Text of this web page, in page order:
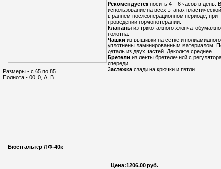
Размеры - с 65 по 85
Полнота - 00, 0, A, B
Рекомендуется носить 4 – 6 часов в день.
использование на всех этапах
в раннем послеоперационном периоде, при
проведении гормонотерапии.
Клапаны из трикотажного
полотна.
Чашки из вышивки на сетке и
уплотнены ламинированным материалом.
деталь из двух частей. Декольте среднее.
Бретели из ленты бретелечной с
спереди.
Застежка сзади на крючки и петли.
Бюстгальтер ЛФ-40к
Цена:1206.00 руб.